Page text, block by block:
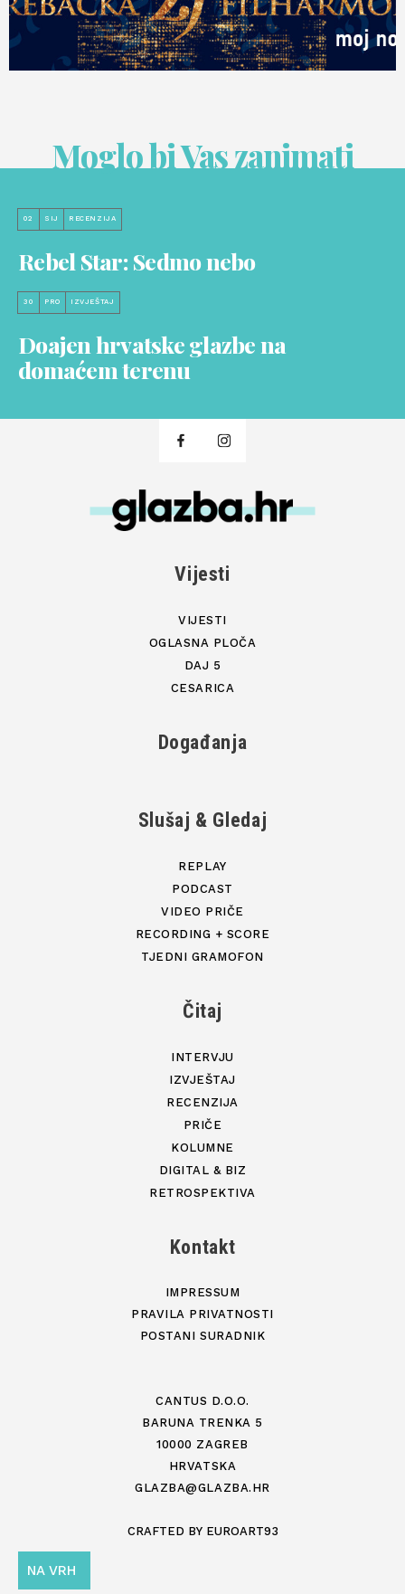
Moglo bi Vas zanimati
02 SIJ RECENZIJA
Rebel Star: Sedmo nebo
30 PRO IZVJEŠTAJ
Doajen hrvatske glazbe na
domaćem terenu
Vijesti
VIJESTI
OGLASNA PLOČA
DAJ 5
CESARICA
Događanja
Slušaj & Gledaj
REPLAY
PODCAST
VIDEO PRIČE
RECORDING + SCORE
TJEDNI GRAMOFON
Čitaj
INTERVJU
IZVJEŠTAJ
RECENZIJA
PRIČE
KOLUMNE
DIGITAL & BIZ
RETROSPEKTIVA
Kontakt
IMPRESSUM
PRAVILA PRIVATNOSTI
POSTANI SURADNIK
CANTUS D.O.O.
BARUNA TRENKA 5
10000 ZAGREB
HRVATSKA
GLAZBA@GLAZBA.HR
CRAFTED BY EUROART93
NA VRH